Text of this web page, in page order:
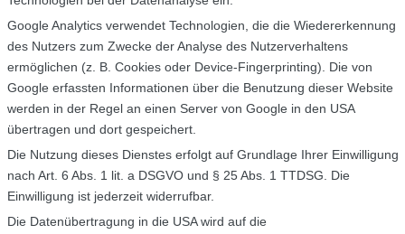
Google Analytics verwendet Technologien, die die Wiedererkennung
des Nutzers zum Zwecke der Analyse des Nutzerverhaltens
ermöglichen (z. B. Cookies oder Device-Fingerprinting). Die von
Google erfassten Informationen über die Benutzung dieser Website
werden in der Regel an einen Server von Google in den USA
übertragen und dort gespeichert.
Die Nutzung dieses Dienstes erfolgt auf Grundlage Ihrer Einwilligung
nach Art. 6 Abs. 1 lit. a DSGVO und § 25 Abs. 1 TTDSG. Die
Einwilligung ist jederzeit widerrufbar.
Die Datenübertragung in die USA wird auf die